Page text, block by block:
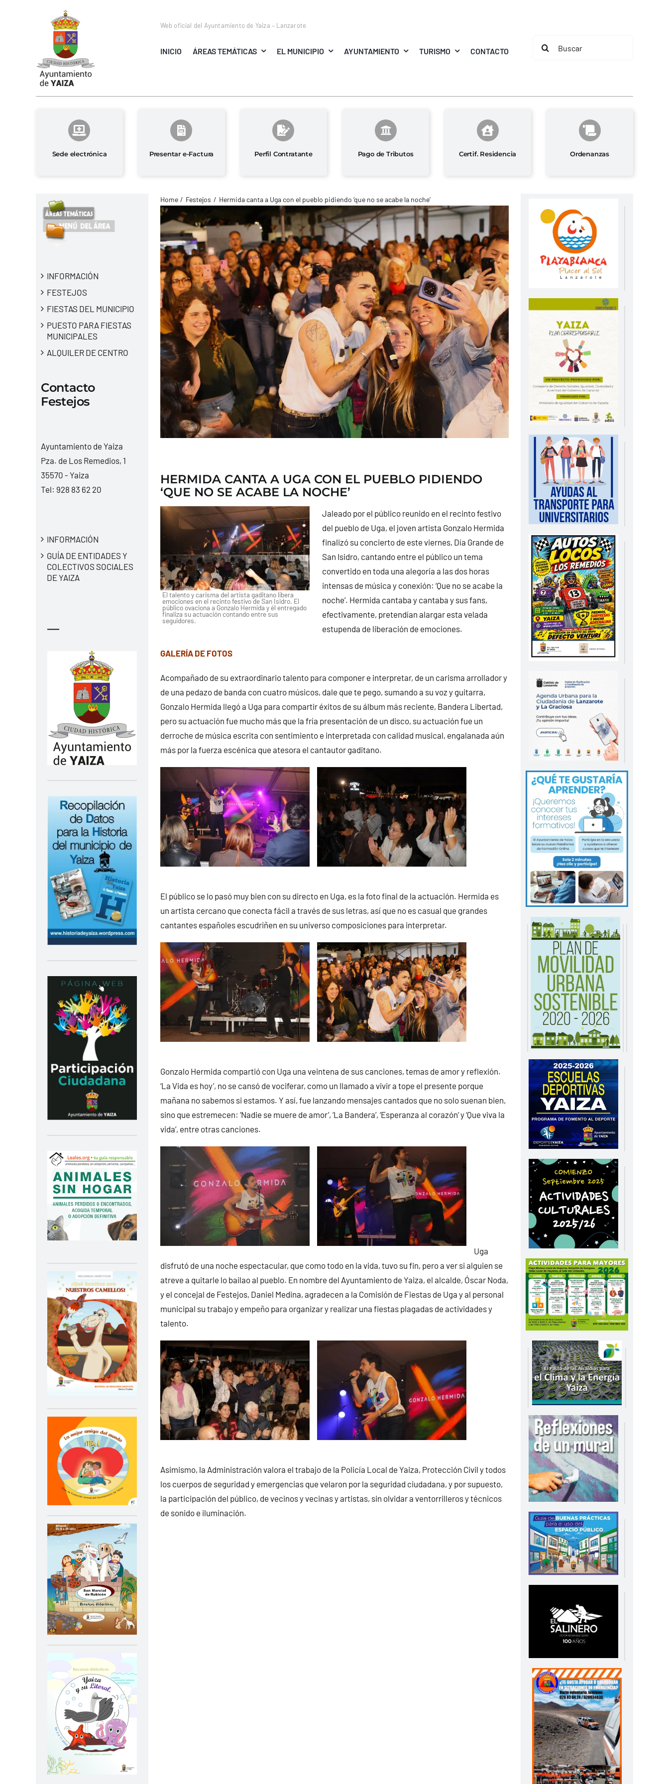
Web oficial del Ayuntamiento de Yaiza – Lanzarote
INICIO ÁREAS TEMÁTICAS EL MUNICIPIO AYUNTAMIENTO TURISMO CONTACTO
Buscar:
Sede electrónica Presentar e-Factura Perfil Contratante Pago de Tributos Certif. Residencia Ordenanzas
INFORMACIÓN
FESTEJOS
FIESTAS DEL MUNICIPIO
PUESTO PARA FIESTAS
MUNICIPALES
ALQUILER DE CENTRO
Contacto
Festejos
Ayuntamiento de Yaiza
Pza. de Los Remedios, 1
35570 - Yaiza
Tel: 928 83 62 20
INFORMACIÓN
GUÍA DE ENTIDADES Y
COLECTIVOS SOCIALES
DE YAIZA
—
Home Festejos Hermida canta a Uga con el pueblo pidiendo ‘que no se acabe la noche’
HERMIDA CANTA A UGA CON EL PUEBLO PIDIENDO
‘QUE NO SE ACABE LA NOCHE’
El talento y carisma del artista gaditano libera
emociones en el recinto festivo de San Isidro. El
público ovaciona a Gonzalo Hermida y él entregado
finaliza su actuación contando entre sus
seguidores.
Jaleado por el público reunido en el recinto festivo
del pueblo de Uga, el joven artista Gonzalo Hermida
finalizó su concierto de este viernes, Día Grande de
San Isidro, cantando entre el público un tema
convertido en toda una alegoría a las dos horas
intensas de música y conexión: ‘Que no se acabe la
noche’. Hermida cantaba y cantaba y sus fans,
efectivamente, pretendían alargar esta velada
estupenda de liberación de emociones.
GALERÍA DE FOTOS
Acompañado de su extraordinario talento para componer e interpretar, de un carisma arrollador y
de una pedazo de banda con cuatro músicos, dale que te pego, sumando a su voz y guitarra,
Gonzalo Hermida llegó a Uga para compartir éxitos de su álbum más reciente, Bandera Libertad,
pero su actuación fue mucho más que la fría presentación de un disco, su actuación fue un
derroche de música escrita con sentimiento e interpretada con calidad musical, engalanada aún
más por la fuerza escénica que atesora el cantautor gaditano.
El público se lo pasó muy bien con su directo en Uga, es la foto final de la actuación. Hermida es
un artista cercano que conecta fácil a través de sus letras, así que no es casual que grandes
cantantes españoles escudriñen en su universo composiciones para interpretar.
Gonzalo Hermida compartió con Uga una veintena de sus canciones, temas de amor y reflexión.
‘La Vida es hoy’, no se cansó de vociferar, como un llamado a vivir a tope el presente porque
mañana no sabemos si estamos. Y así, fue lanzando mensajes cantados que no solo suenan bien,
sino que estremecen: ‘Nadie se muere de amor’, ‘La Bandera’, ‘Esperanza al corazón’ y ‘Que viva la
vida’, entre otras canciones.
Uga
disfrutó de una noche espectacular, que como todo en la vida, tuvo su fin, pero a ver si alguien se
atreve a quitarle lo bailao al pueblo. En nombre del Ayuntamiento de Yaiza, el alcalde, Óscar Noda,
y el concejal de Festejos, Daniel Medina, agradecen a la Comisión de Fiestas de Uga y al personal
municipal su trabajo y empeño para organizar y realizar una fiestas plagadas de actividades y
talento.
Asimismo, la Administración valora el trabajo de la Policía Local de Yaiza, Protección Civil y todos
los cuerpos de seguridad y emergencias que velaron por la seguridad ciudadana, y por supuesto,
la participación del público, de vecinos y vecinas y artistas, sin olvidar a ventorrilleros y técnicos
de sonido e iluminación.